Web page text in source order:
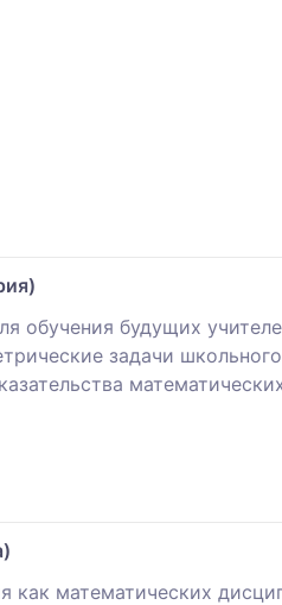
обучения будущих
задачи
как математических